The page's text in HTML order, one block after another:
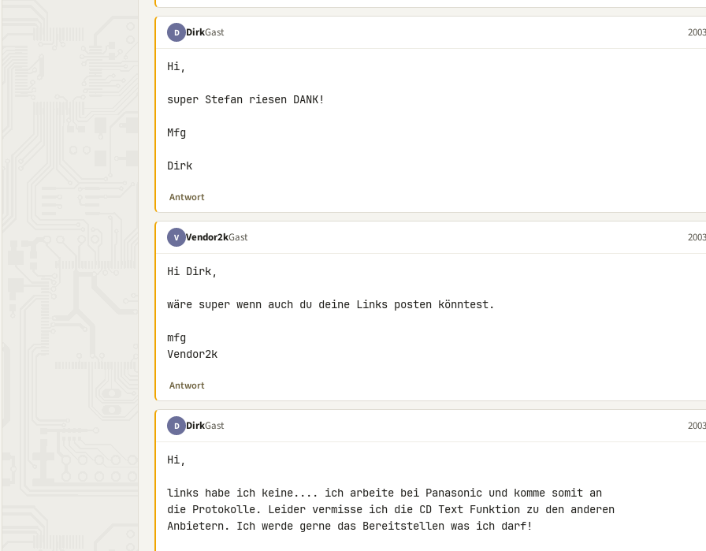
D DirkGast
Hi,
super Stefan riesen DANK!
Mfg
Dirk
Antwort
V Vendor2kGast
Hi Dirk,
wäre super wenn auch du deine Links posten könntest.
mfg
Vendor2k
Antwort
D DirkGast
Hi,
links habe ich keine.... ich arbeite bei Panasonic und komme somit an
die Protokolle. Leider vermisse ich die CD Text Funktion zu den anderen
Anbietern. Ich werde gerne das Bereitstellen was ich darf!